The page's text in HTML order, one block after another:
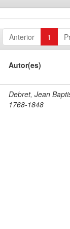
Anterior 1
Autor(es)
Debret, Jean
1768-1848